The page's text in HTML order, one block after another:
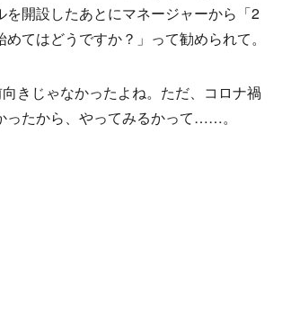
を開設したあとにマネージャーから「2
てはどうですか？」って勧められて。
きじゃなかったよね。ただ、コロナ禍
ったから、やってみるかって……。